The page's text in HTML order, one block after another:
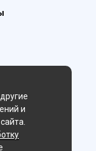
и